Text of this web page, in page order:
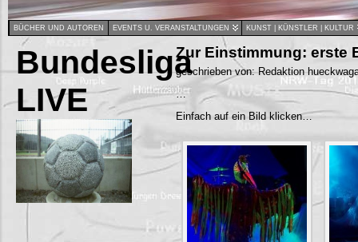
BÜCHER UND AUTOREN EVENTS U. VERANSTALTUNGEN KUNST | KÜNSTLER | KULTUR
Bundesliga
LIVE
Zur Einstimmung: erste
geschrieben von: Redaktion
…
Einfach auf ein Bild klicken…